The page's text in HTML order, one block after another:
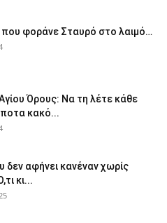
που φοράνε Σταυρό στο λαιμό…
Όρους: Να τη λέτε κάθε
κακό...
δεν αφήνει κανέναν χωρίς
κι...